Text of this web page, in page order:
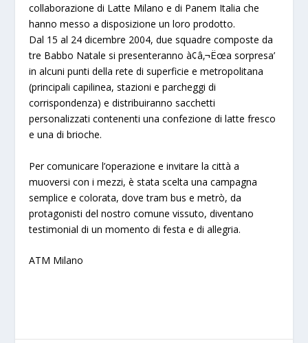
collaborazione di Latte Milano e di Panem Italia che
hanno messo a disposizione un loro prodotto.
Dal 15 al 24 dicembre 2004, due squadre composte da
tre Babbo Natale si presenteranno à¢â‚¬Ëœa sorpresa’
in alcuni punti della rete di superficie e metropolitana
(principali capilinea, stazioni e parcheggi di
corrispondenza) e distribuiranno sacchetti
personalizzati contenenti una confezione di latte fresco
e una di brioche.
Per comunicare l’operazione e invitare la città a
muoversi con i mezzi, è stata scelta una campagna
semplice e colorata, dove tram bus e metrò, da
protagonisti del nostro comune vissuto, diventano
testimonial di un momento di festa e di allegria.
ATM Milano